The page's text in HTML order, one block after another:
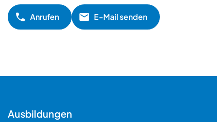
Anrufen E-Mail senden
Ausbildungen